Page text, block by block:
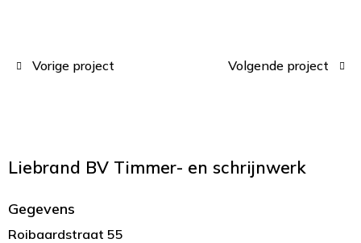
Vorige project Volgende project
Liebrand BV Timmer- en schrijnwerk
Gegevens
Roibaardstraat 55